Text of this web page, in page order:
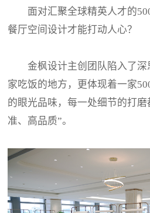
面对汇聚全球精英人才的
餐厅空间设计才能打动人心？
金枫设计主创团队陷入了
家吃饭的地方，更体现着一家
的眼光品味，每一处细节的打
准、高品质”。